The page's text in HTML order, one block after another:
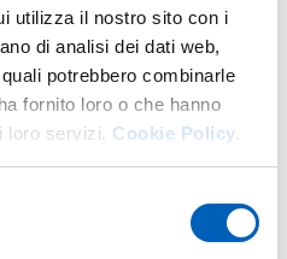
utilizza il nostro sito con i
di analisi dei dati web,
potrebbero combinarle
fornito loro o che hanno
loro servizi. Cookie Policy.
e spettacolo